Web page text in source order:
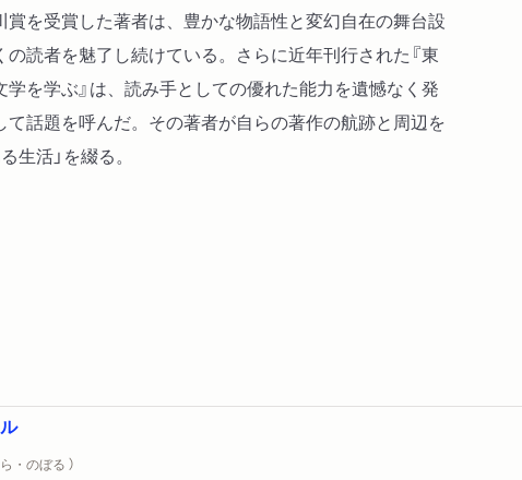
賞を受賞した著者は、豊かな物語性と変幻自在の舞台設
の読者を魅了し続けている。さらに近年刊行された『東
を学ぶ』は、読み手としての優れた能力を遺憾なく発
て話題を呼んだ。その著者が自らの著作の航跡と周辺を
生活」を綴る。
・のぼる ）